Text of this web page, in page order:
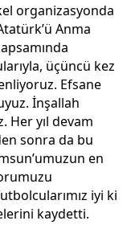
organizasyonda
Anma
üçüncü kez
Efsane
İnşallah
Her yıl devam
sonra da bu
en
iyi ki
kaydetti.